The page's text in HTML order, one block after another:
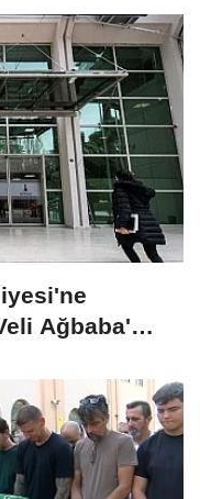
Ağbaba'nın